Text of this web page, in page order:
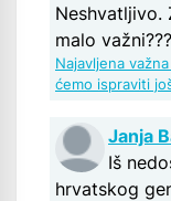
Neshvatljivo.
malo
Najavljena
ćemo ispraviti
Janja
Iš
hrvatskog